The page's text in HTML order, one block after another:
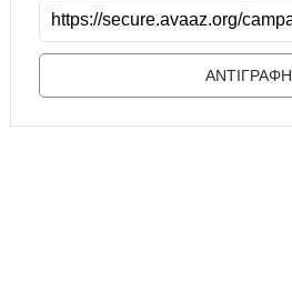
ΑΝΤΙΓΡΑΦΗ